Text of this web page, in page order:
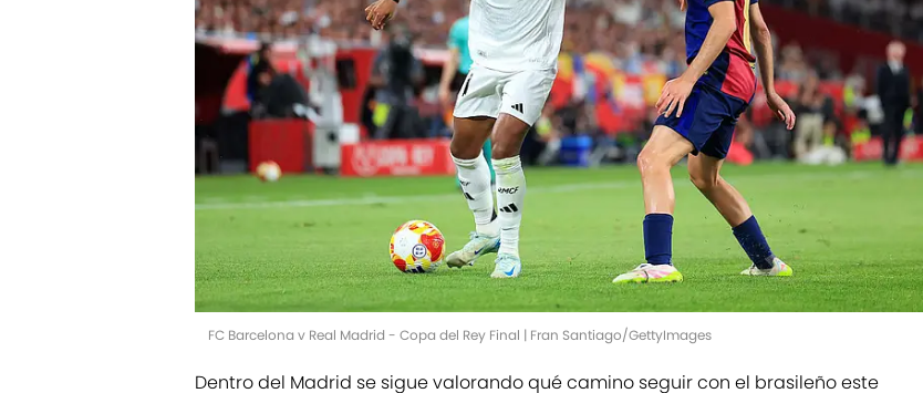
FC Barcelona v Real Madrid - Copa del Rey Final | Fran Santiago/GettyImages
Dentro del Madrid se sigue valorando qué camino seguir con el brasileño este